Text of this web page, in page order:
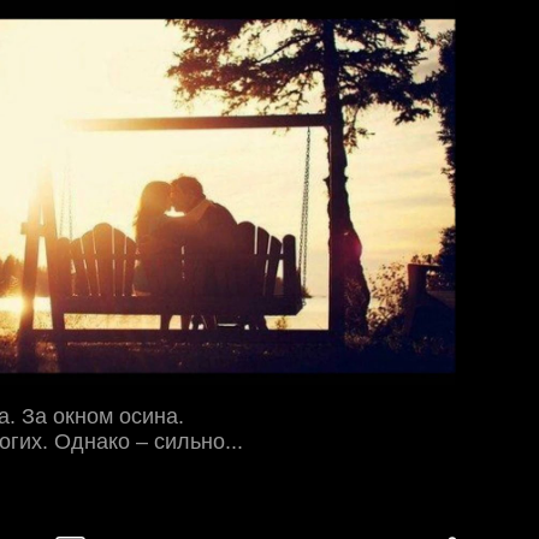
За окном осина.
Однако – сильно...